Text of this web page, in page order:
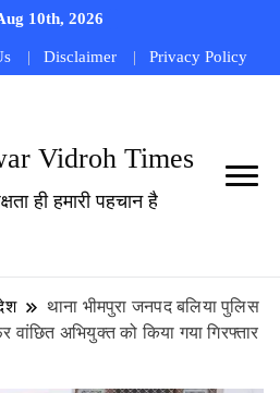
10th, 2026
Disclaimer Privacy Policy
Vidroh Times
ही हमारी पहचान है
थाना भीमपुरा जनपद बलिया पुलिस
वांछित अभियुक्त को किया गया गिरफ्तार